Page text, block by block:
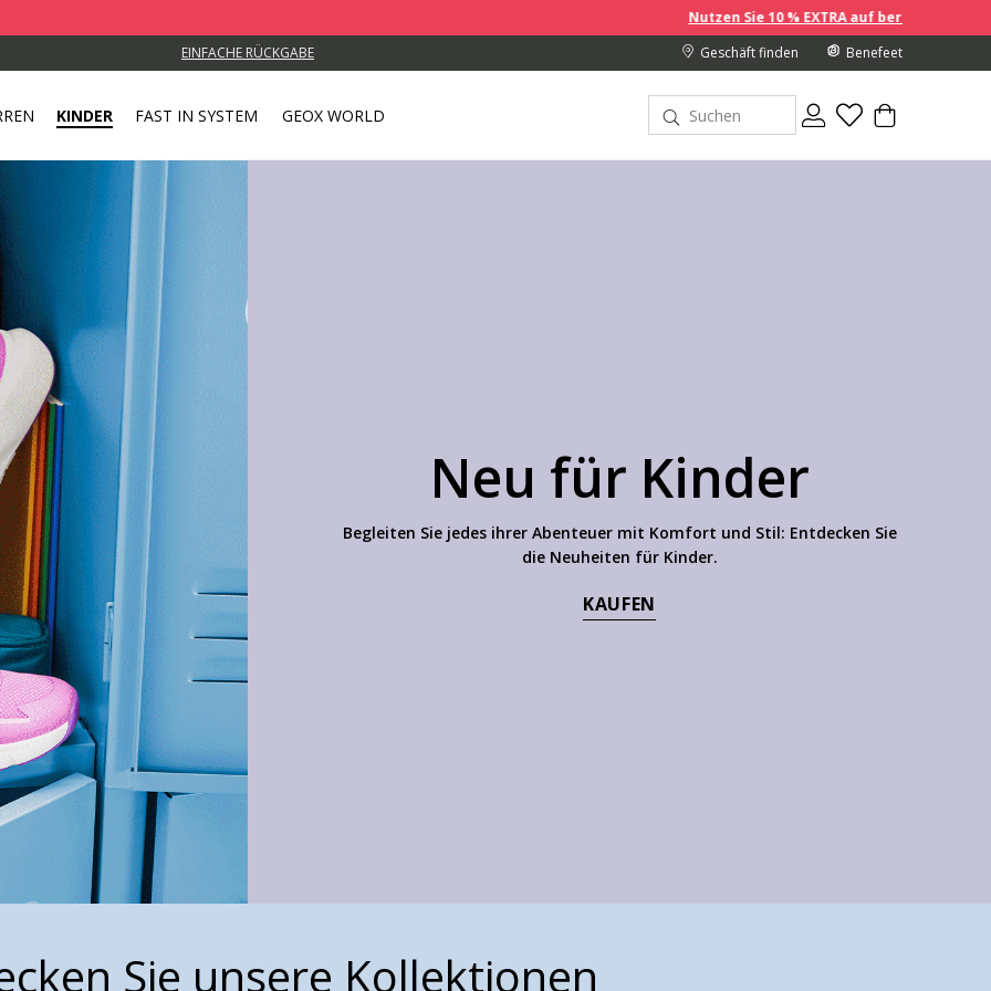
Nutzen Sie 10 % EXTRA auf bereits reduzierte Preise, wenn Sie 2
EINFACHE RÜCKGABE
Geschäft finden Benefeet
KINDER FAST IN SYSTEM GEOX WORLD
Neu für Kinder
Begleiten Sie jedes ihrer Abenteuer mit Komfort und Stil: Entdecken Sie
die Neuheiten für Kinder.
KAUFEN
Sie unsere Kollektionen